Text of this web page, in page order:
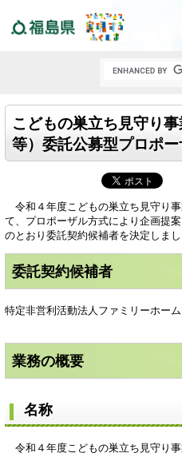
こどもの巣立ち見守り
等）委託公募型プロポ
令和４年度こどもの巣立ち見守り
て、プロポーザル方式により企画提
のとおり委託契約候補者を決定しま
委託契約候補者
特定非営利活動法人ファミリーホー
業務の概要
名称
令和４年度こどもの巣立ち見守り事